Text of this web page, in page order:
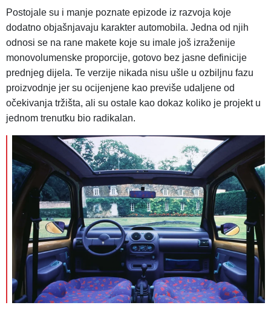
Postojale su i manje poznate epizode iz razvoja koje
dodatno objašnjavaju karakter automobila. Jedna od njih
odnosi se na rane makete koje su imale još izraženije
monovolumenske proporcije, gotovo bez jasne definicije
prednjeg dijela. Te verzije nikada nisu ušle u ozbiljnu fazu
proizvodnje jer su ocijenjene kao previše udaljene od
očekivanja tržišta, ali su ostale kao dokaz koliko je projekt u
jednom trenutku bio radikalan.